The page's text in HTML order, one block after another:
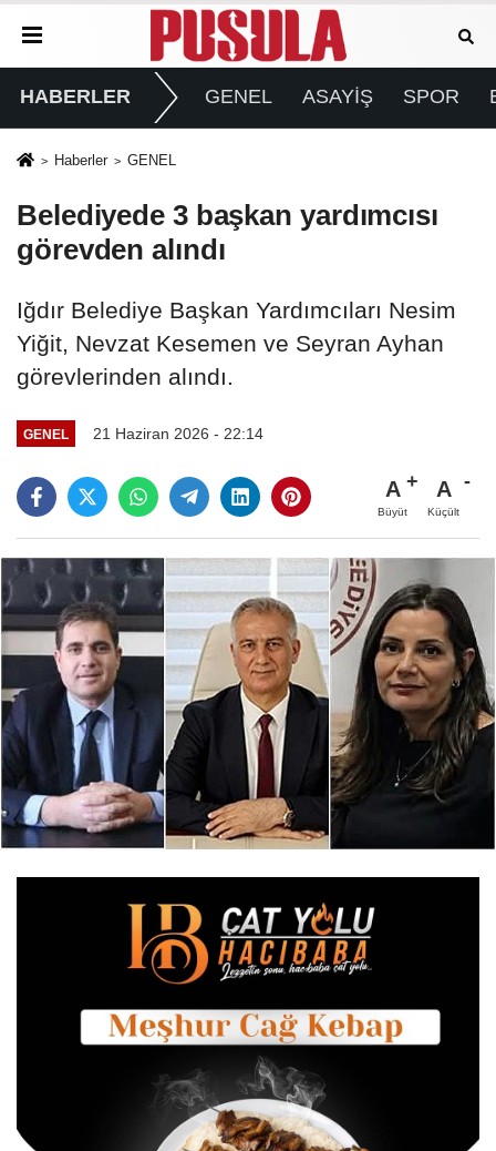
HABERLER GENEL ASAYİŞ SPOR
Haberler GENEL
Belediyede 3 başkan yardımcısı
görevden alındı
Iğdır Belediye Başkan Yardımcıları Nesim
Yiğit, Nevzat Kesemen ve Seyran Ayhan
görevlerinden alındı.
GENEL 21 Haziran 2026 - 22:14
A
Büyüt
A
Küçült